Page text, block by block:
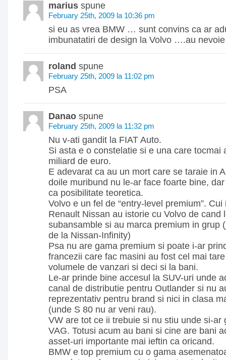
marius spune
February 25th, 2009 la 10:36 pm
si eu as vrea BMW … sunt convins ca ar
imbunatatiri de design la Volvo ….au
roland spune
February 25th, 2009 la 11:02 pm
PSA
Danao spune
February 25th, 2009 la 11:32 pm
Nu v-ati gandit la FIAT Auto.
Si asta e o constelatie si e una care tocmai
miliard de euro.
E adevarat ca au un mort care se taraie in
doile muribund nu le-ar face foarte bine,
ca posibilitate teoretica.
Volvo e un fel de “entry-level premium”.
Renault Nissan au istorie cu Volvo de cand
subansamble si au marca premium in grup
de la Nissan-Infinity)
Psa nu are gama premium si poate i-ar
francezii care fac masini au fost cel mai
volumele de vanzari si deci si la bani.
Le-ar prinde bine accesul la SUV-uri unde
canal de distributie pentru Outlander si nu
reprezentativ pentru brand si nici in clasa
(unde S 80 nu ar veni rau).
VW are tot ce ii trebuie si nu stiu unde si-ar
VAG. Totusi acum au bani si cine are bani
asset-uri importante mai ieftin ca oricand.
BMW e top premium cu o gama